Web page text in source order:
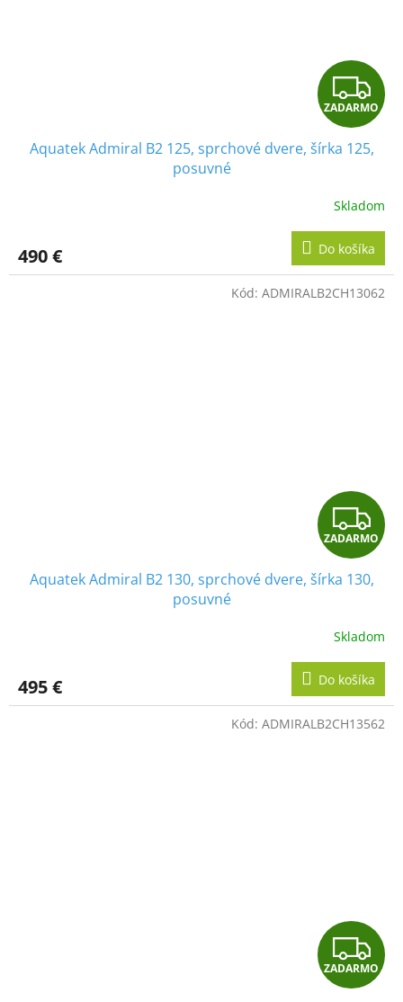
Z
A
D
A
R
M
ZADARMO
Aquatek Admiral B2 125, sprchové dvere, šírka 125,
posuvné
Skladom
490 € Do košíka
Z
A
D
A
R
M
ZADARMO
Aquatek Admiral B2 130, sprchové dvere, šírka 130,
posuvné
Skladom
495 € Do košíka
Kód: ADMIRALB2CH13062
Z
A
ZADARMO
Kód: ADMIRALB2CH13562